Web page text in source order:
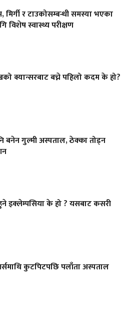
मिर्गी र टाउकोसम्बन्धी समस्या भएका
विशेष स्वास्थ्य परीक्षण
क्यान्सरबाट बच्ने पहिलो कदम के हो?
बनेन गुल्मी अस्पताल, ठेक्का तोड्न
इक्लेम्पसिया के हो ? यसबाट कसरी
कुटपिटपछि पलाँता अस्पताल